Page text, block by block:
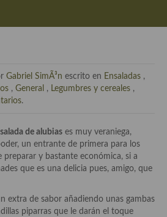
técnicas de emplatado, decoración
platos celebres, cocineros, críticos,
cosas
comida
Gabriel SimÃ³n escrito en Ensaladas ,
, General , Legumbres y cereales ,
.
de alubias es muy veraniega,
un entrante de primera para los
preparar y bastante económica, si a
que es una delicia pues, amigo, que
extra de sabor añadiendo unas gambas
piparras que le darán el toque